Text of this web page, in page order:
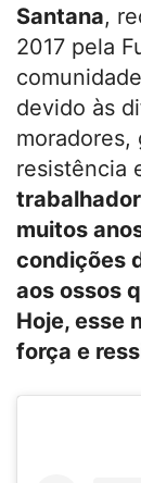
Santana,
2017 pela
devido às
moradores,
resistência
muitos
condições
aos ossos
Hoje, esse
força e